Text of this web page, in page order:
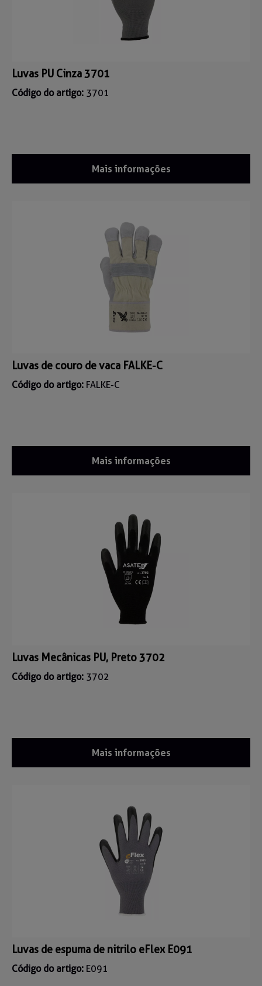
Luvas PU Cinza 3701
Código do artigo: 3701
Mais informações
Luvas de couro de vaca FALKE-C
Código do artigo: FALKE-C
Mais informações
Luvas Mecânicas PU, Preto 3702
Código do artigo: 3702
Mais informações
Luvas de espuma de nitrilo eFlex E091
Código do artigo: E091